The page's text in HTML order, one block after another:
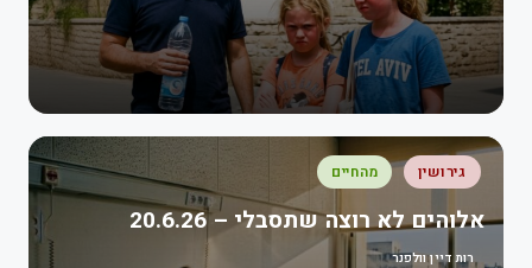
גירושין מהחיים
אלוהים לא רוצה שתסבלי – 20.6.26
רות דיין וולפנר